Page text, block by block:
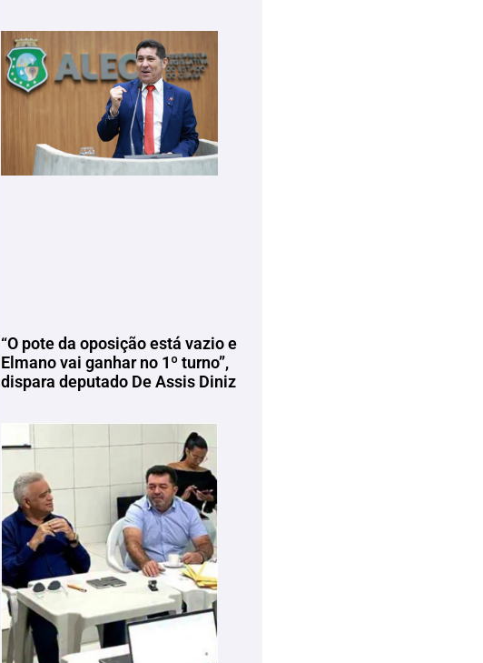
“O pote da oposição está vazio e
Elmano vai ganhar no 1º turno”,
dispara deputado De Assis Diniz